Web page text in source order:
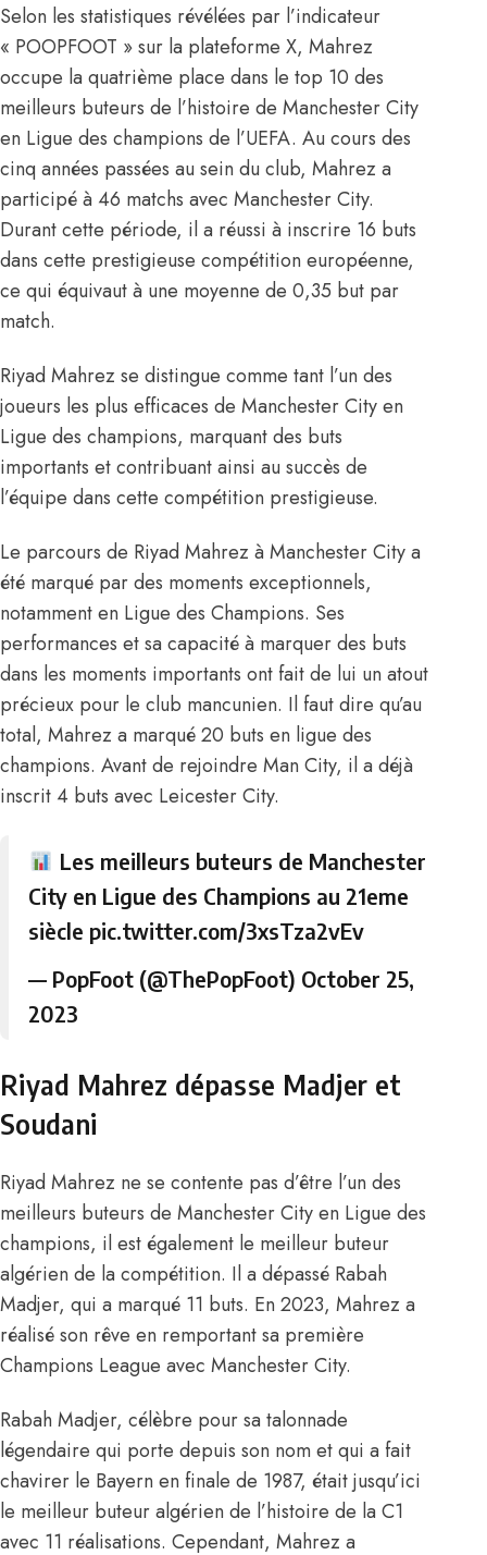
Selon les statistiques révélées par l’indicateur
« POOPFOOT » sur la plateforme X, Mahrez
occupe la quatrième place dans le top 10 des
meilleurs buteurs de l’histoire de Manchester City
en Ligue des champions de l’UEFA. Au cours des
cinq années passées au sein du club, Mahrez a
participé à 46 matchs avec Manchester City.
Durant cette période, il a réussi à inscrire 16 buts
dans cette prestigieuse compétition européenne,
ce qui équivaut à une moyenne de 0,35 but par
match.
Riyad Mahrez se distingue comme tant l’un des
joueurs les plus efficaces de Manchester City en
Ligue des champions, marquant des buts
importants et contribuant ainsi au succès de
l’équipe dans cette compétition prestigieuse.
Le parcours de Riyad Mahrez à Manchester City a
été marqué par des moments exceptionnels,
notamment en Ligue des Champions. Ses
performances et sa capacité à marquer des buts
dans les moments importants ont fait de lui un atout
précieux pour le club mancunien. Il faut dire qu’au
total, Mahrez a marqué 20 buts en ligue des
champions. Avant de rejoindre Man City, il a déjà
inscrit 4 buts avec Leicester City.
Les meilleurs buteurs de Manchester
City en Ligue des Champions au 21eme
siècle pic.twitter.com/3xsTza2vEv
— PopFoot (@ThePopFoot) October 25,
2023
Riyad Mahrez dépasse Madjer et
Soudani
Riyad Mahrez ne se contente pas d’être l’un des
meilleurs buteurs de Manchester Cityen Ligue des
champions, il est également le meilleur buteur
algérien de la compétition. Il a dépassé Rabah
Madjer, qui a marqué 11 buts. En 2023, Mahrez a
réalisé son rêve en remportant sa première
Champions League avec Manchester City.
Rabah Madjer, célèbre pour sa talonnade
légendaire qui porte depuis son nom et qui a fait
chavirer le Bayern en finale de 1987, était jusqu’ici
le meilleur buteur algérien de l’histoire de la C1
avec 11 réalisations. Cependant, Mahrez a